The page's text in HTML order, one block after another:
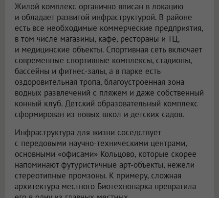
Жилой комплекс органично вписан в локацию
и обладает развитой инфраструктурой. В районе
есть все необходимые коммерческие предприятия,
в том числе магазины, кафе, рестораны и ТЦ,
и медицинские объекты. Спортивная сеть включает
современные спортивные комплексы, стадионы,
бассейны и фитнес-залы, а в парке есть
оздоровительная тропа, благоустроенная зона
водных развлечений с пляжем и даже собственный
конный клуб. Детский образовательный комплекс
сформирован из новых школ и детских садов.
Инфраструктура для жизни соседствует
с передовыми научно-техническими центрами,
основными «офисами» Кольцово, которые скорее
напоминают футуристичные арт-объекты, нежели
стереотипные промзоны. К примеру, сложная
архитектура местного Биотехнопарка превратила